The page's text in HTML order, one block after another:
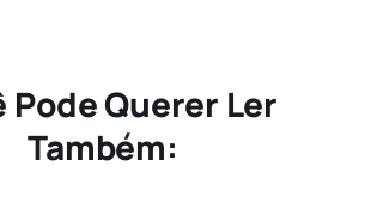
Pode Querer Ler
Também: